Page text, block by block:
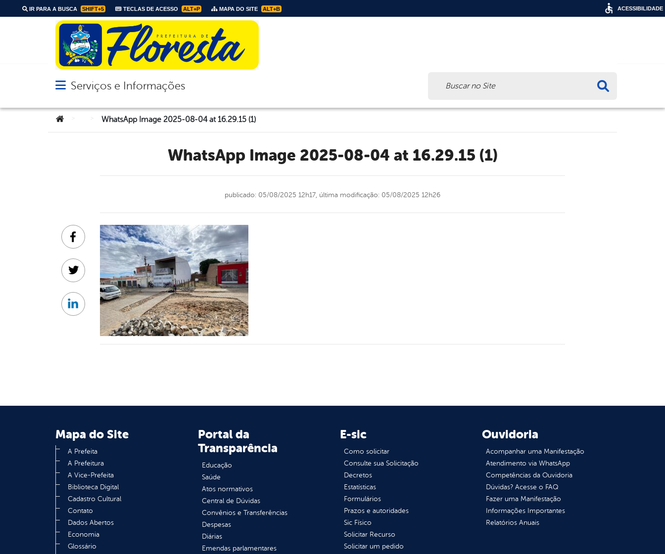
IR PARA A BUSCA SHIFT+5 TECLAS DE ACESSO ALT+P MAPA DO SITE ALT+B
Abrir menu principal de navegação
Serviços e Informações
Você está aqui:WhatsApp Image 2025-08-04 at 16.29.15 (1)
WhatsApp Image 2025-08-04 at 16.29.15 (1)
publicado: 05/08/2025 12h17, última modificação: 05/08/2025 12h26
Facebook
Twitter
Linkedin
Mapa do Site
A Prefeita
A Prefeitura
A Vice-Prefeita
Biblioteca Digital
Cadastro Cultural
Contato
Dados Abertos
Economia
Glossário
Portal da
Transparência
Educação
Saúde
Atos normativos
Central de Dúvidas
Convênios e Transferências
Despesas
Diárias
Emendas parlamentares
E-sic
Como solicitar
Consulte sua Solicitação
Decretos
Estatísticas
Formulários
Prazos e autoridades
Sic Físico
Solicitar Recurso
Solicitar um pedido
Ouvidoria
Acompanhar uma Manifestação
Atendimento via WhatsApp
Competências da Ouvidoria
Dúvidas? Acesse o FAQ
Fazer uma Manifestação
Informações Importantes
Relatórios Anuais
ACESSIBILIDADE